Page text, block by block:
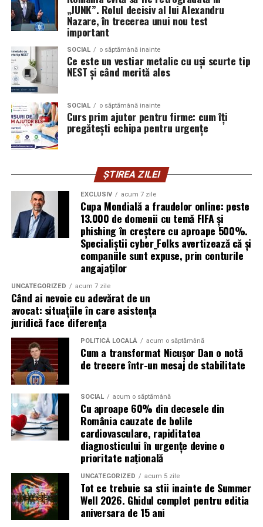
mai apropiată vulcanizare
non-stop
Prețuri Pantelimon
Serviciu Preț (RON)
Autoturism
SUV / Minivan
220 Lei
Motocicletă / ATV
de la130 Lei
Utilitară (până la 3,5 t)
Tarif de noapte (22:00 –
+20% la tariful de bază
Intervenție urgentă
(Pantelimon / DN3)
GRATUIT
Important: Prețul este fixat la momentul comenzii șinu
se modifică la sosirea echipajului. Fără costuri
ascunse, fără suprataxe nejustificate.
Tractări Auto în București –
Servicii Complete 24/7
Indiferent de sectorul în care te afli – din Centrul Vechi
până în Pipera, din Băneasa până în Militari – Dracul
Tractari acoperă întregul București și județul Ilfov cu o
flotă proprie de platforme moderne și șoferi
experimentați.
De ce să alegi Dracul Tractari în
București?
Beneficiu Detaliu
Timp mediu de sosire
20–30 minute în București și
Ilfov
Exerciții practice aplicate:Cursanții lucrează
direct cu echipamente moderne și tablete
electronice pentru simularea sarcinilor de lucru.
Conștientizarea amprentei de mediu:Tinerii
învață cum să reducă consumul nejustificat de
energie și materiale la bancul de lucru sau în birou.
Flexibilitate și adaptabilitate:
tehnologiei, participanții devin mult mai flexibili și
se pot adapta rapid la cerințele schimburilor
tehnologice din companii.
4. Sprijinul continuu pe
parcursul procesului de învățare
Pentru ca tinerii din comunități izolate sau din medii
defavorizate să poată urma aceste cursuri fără grija
costurilor zilnice, proiectul oferă o serie de măsuri de
Pe lângă accesul gratuit la sălile de curs și atelierele de
practică, beneficiarii primesc pachete logistice și
alimentare săptămânale. Această abordare asigură
condițiile necesare pentru ca fiecare participant să se
concentreze exclusiv pe învățare și pe dezvoltarea
propriilor competențe.
Un pas sigur către o carieră
modernă
Tranziția verde și digitală nu este un obstacol, ci cea mai
mare oportunitate de dezvoltare pentru tinerii din Sud-
Muntenia. O calificare care combină practica meseriei cu
tehnologia modernă garantează o poziție competitivă
„JUNK”. Rolul decisiv al lui Alexandru
Nazare, în trecerea unui nou test
important
SOCIAL o săptămână inainte
Ce este un vestiar metalic cu uși scurte tip
NEST și când merită ales
SOCIAL o săptămână inainte
Curs prim ajutor pentru firme: cum îți
pregătești echipa pentru urgențe
ȘTIREA ZILEI
EXCLUSIV acum 7 zile
Cupa Mondială a fraudelor online: peste
13.000 de domenii cu temă FIFA și
phishing în creștere cu aproape 500%.
Specialiștii cyber_Folks avertizează că și
companiile sunt expuse, prin conturile
angajaților
UNCATEGORIZED acum 7 zile
Când ai nevoie cu adevărat de un
avocat: situațiile în care asistența
juridică face diferența
POLITICĂ LOCALĂ acum o săptămână
Cum a transformat Nicușor Dan o notă
de trecere într-un mesaj de stabilitate
SOCIAL acum o săptămână
Cu aproape 60% din decesele din
România cauzate de bolile
cardiovasculare, rapiditatea
diagnosticului în urgențe devine o
prioritate națională
UNCATEGORIZED acum 5 zile
Tot ce trebuie sa stii inainte de Summer
Well 2026. Ghidul complet pentru editia
aniversara de 15 ani